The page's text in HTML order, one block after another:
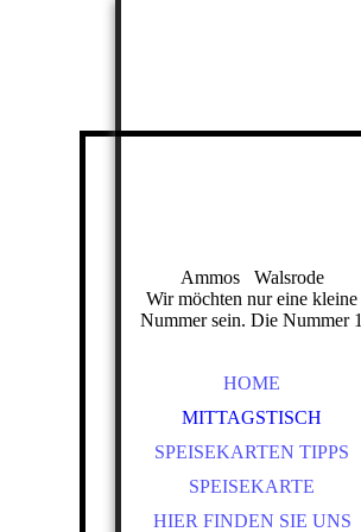
Ammos Walsrode
Wir möchten nur eine kleine
Nummer sein. Die Nummer 1
HOME
MITTAGSTISCH
SPEISEKARTEN TIPPS
SPEISEKARTE
HIER FINDEN SIE UNS